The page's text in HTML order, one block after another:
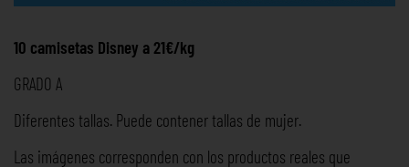
10 camisetas Disney a 21€/kg
GRADO A
Diferentes tallas. Puede contener tallas de mujer.
Las imágenes corresponden con los productos reales que